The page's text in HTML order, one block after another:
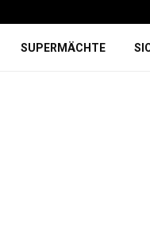
SUPERMÄCHTE